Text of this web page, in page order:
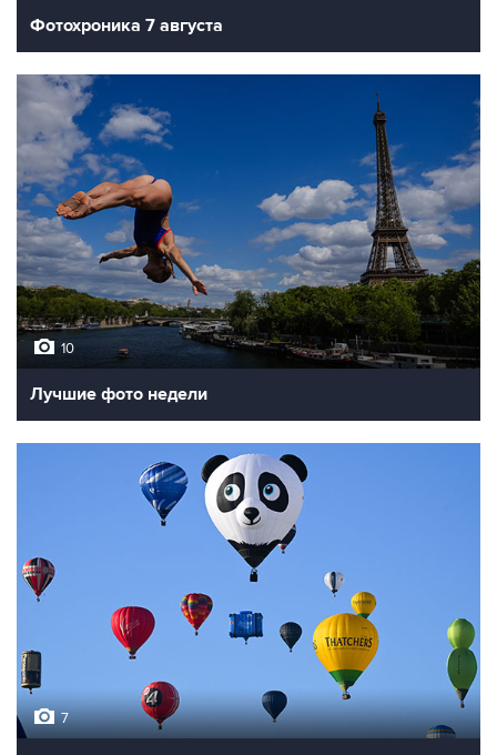
Фотохроника 7 августа
10
Лучшие фото недели
7